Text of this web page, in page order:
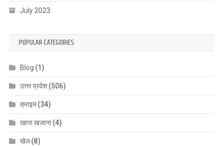
July 2023
POPULAR CATEGORIES
Blog (1)
उत्तर प्रदेश(506)
क्राइम(34)
खाना खजाना(4)
खेल(8)